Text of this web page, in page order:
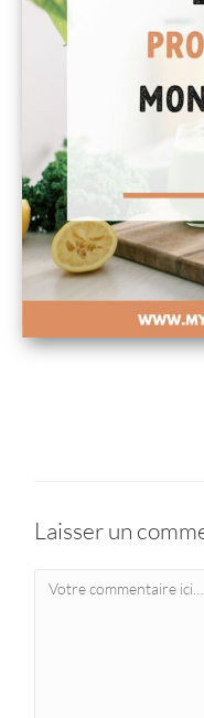
Laisser un